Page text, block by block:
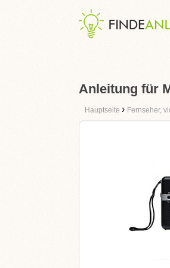
Anleitung für
Hauptseite › Fernseher,